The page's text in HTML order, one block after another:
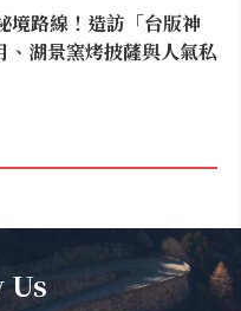
境路線！造訪「台版神
、湖景窯烤披薩與人氣私